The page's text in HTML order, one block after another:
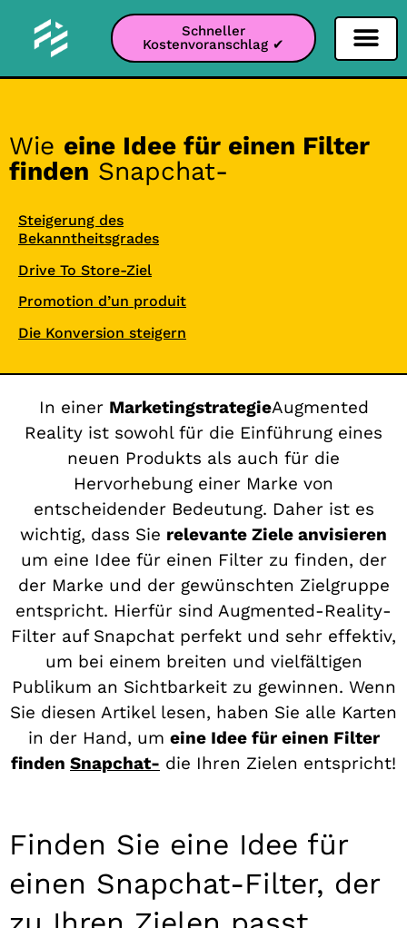
Schneller
Kostenvoranschlag ✔
Wie eine Idee für einen Filter
finden Snapchat-
Steigerung des
Bekanntheitsgrades
Drive To Store-Ziel
Promotion d’un produit
Die Konversion steigern
In einer MarketingstrategieAugmented
Reality ist sowohl für die Einführung eines
neuen Produkts als auch für die
Hervorhebung einer Marke von
entscheidender Bedeutung. Daher ist es
wichtig, dass Sie relevante Ziele anvisieren
um eine Idee für einen Filter zu finden, der
der Marke und der gewünschten Zielgruppe
entspricht. Hierfür sind Augmented-Reality-
Filter auf Snapchat perfekt und sehr effektiv,
um bei einem breiten und vielfältigen
Publikum an Sichtbarkeit zu gewinnen. Wenn
Sie diesen Artikel lesen, haben Sie alle Karten
in der Hand, um eine Idee für einen Filter
finden Snapchat- die Ihren Zielen entspricht!
Finden Sie eine Idee für
einen Snapchat-Filter, der